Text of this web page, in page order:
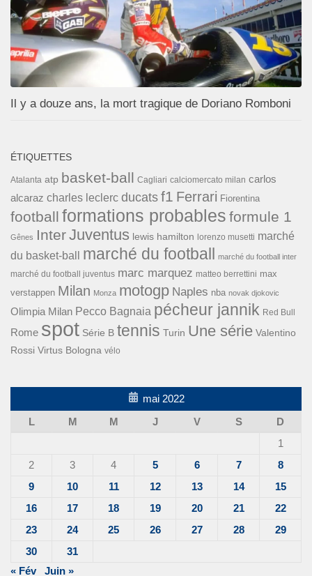
Il y a douze ans, la mort tragique de Doriano Romboni
ÉTIQUETTES
Atalanta atp basket-ball Cagliari calciomercato milan carlos
alcaraz charles leclerc ducats f1 Ferrari Fiorentina
football formations probables formule 1
Gênes InterJuventus lewis hamilton lorenzo musetti marché
du basket-ball
marché du football marché du football inter
marché du football juventus marc marquez matteo berrettini max
verstappen Milan Monza motogp Naples nba novak djokovic
Olimpia Milan Pecco Bagnaia pécheur jannik Red Bull
Rome spot Série B tennis Turin Une série Valentino
Rossi Virtus Bologna vélo
mai 2022
L
M M J V S
D
1
2
3 4 5 6 7
8
9
10 11 12 13 14
15
16
17 18 19 20 21
22
23
24 25 26 27 28
29
30
31
« Fév
Juin »